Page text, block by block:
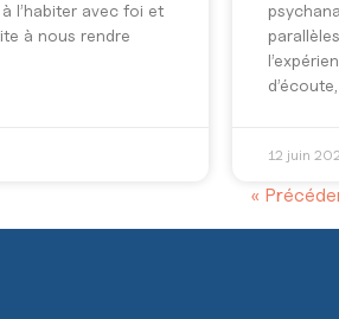
l’habiter avec foi et
à nous rendre
d’écoute,
12 juin
«